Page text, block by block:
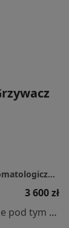
Indywidualna Specjalistyczna Praktyka Stomatologiczna Bożena Choynowska-Grzywacz
3 600 zł
Specjalista nie oferuje umawiania online pod tym adresem.